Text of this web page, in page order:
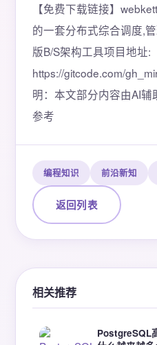
【免费下载链接】
的一套分布式综合调度,
版B/S架构工具项目地址:
https://gitcode.com/
明：本文部分内容由AI辅
参考
编程知识 前沿新知
返回列表
相关推荐
PostgreSQL